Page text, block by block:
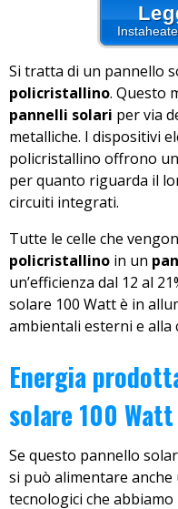
Si tratta di un pannello
policristallino. Questo
pannelli solari per via
metalliche. I dispositivi
policristallino offrono
per quanto riguarda il
circuiti integrati.
Tutte le celle che
policristallino in un
un’efficienza dal 12 al
solare 100 Watt è in
ambientali esterni e alla
Energia
solare 100 Watt
Se questo pannello
si può alimentare
tecnologici che